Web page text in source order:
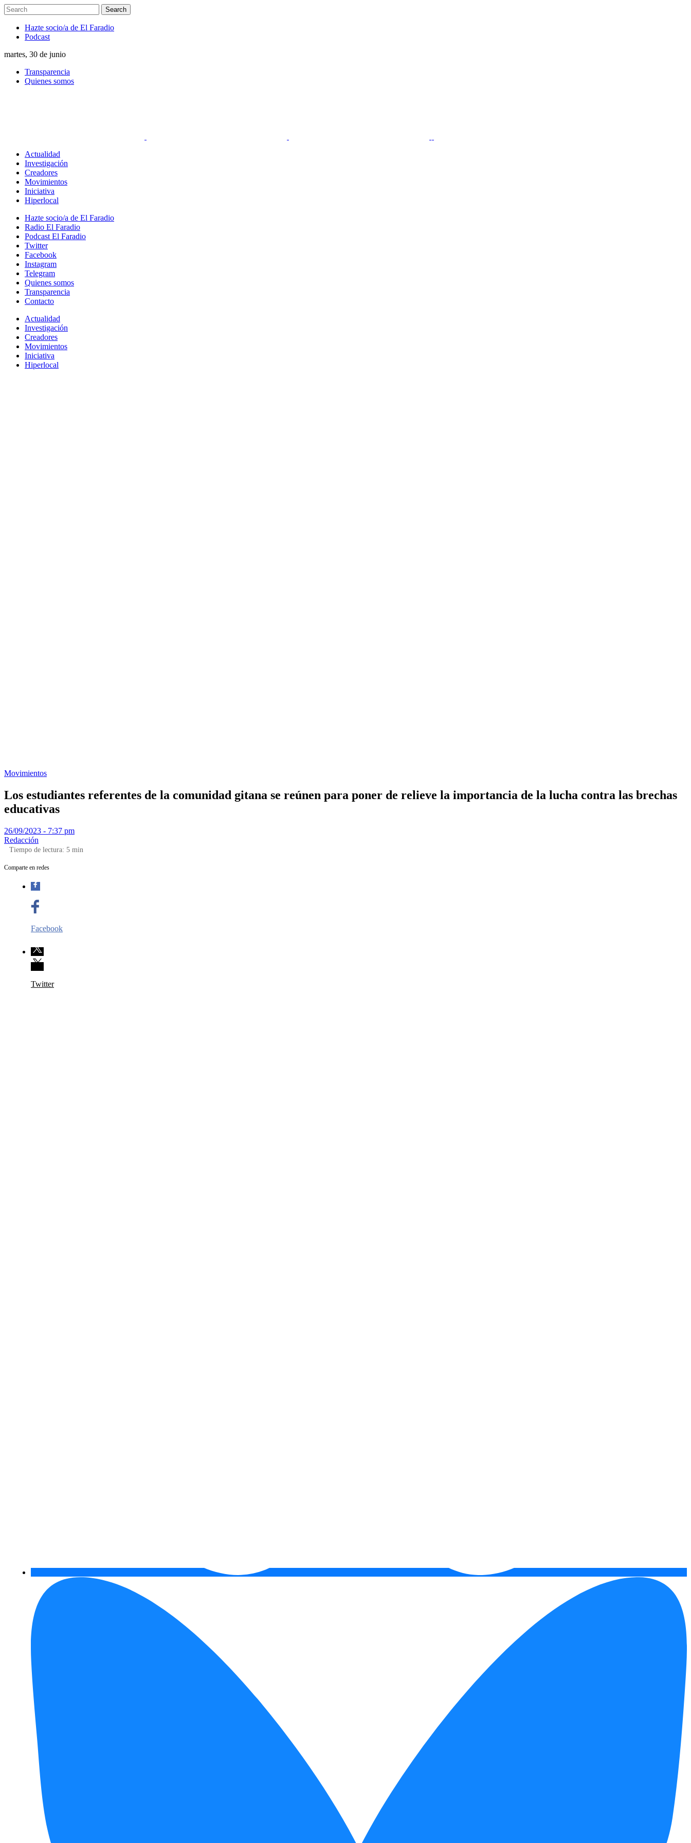
Hazte socio/a de El Faradio
Podcast
martes, 30 de junio
Transparencia
Quienes somos
Actualidad
Investigación
Creadores
Movimientos
Iniciativa
Hiperlocal
Hazte socio/a de El Faradio
Radio El Faradio
Podcast El Faradio
Twitter
Facebook
Instagram
Telegram
Quienes somos
Transparencia
Contacto
Actualidad
Investigación
Creadores
Movimientos
Iniciativa
Hiperlocal
Movimientos
Los estudiantes referentes de la comunidad gitana se reúnen para poner de relieve la importancia de la lucha contra las brechas
educativas
26/09/2023 - 7:37 pm
Redacción
Tiempo de lectura: 5 min
Comparte en redes
Facebook
Twitter